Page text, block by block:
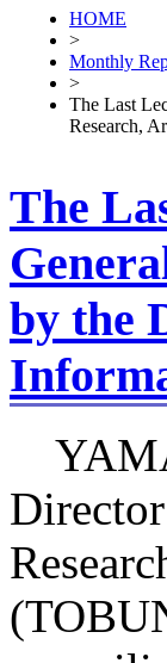
HOME
>
Monthly
>
The Last
Research,
The
by the